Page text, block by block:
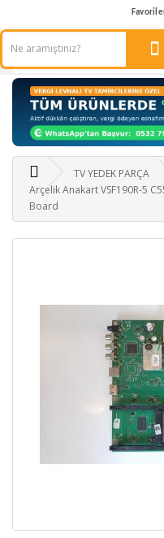
TV YEDEK PARÇA
Arçelik Anakart VSF190R-5
Board